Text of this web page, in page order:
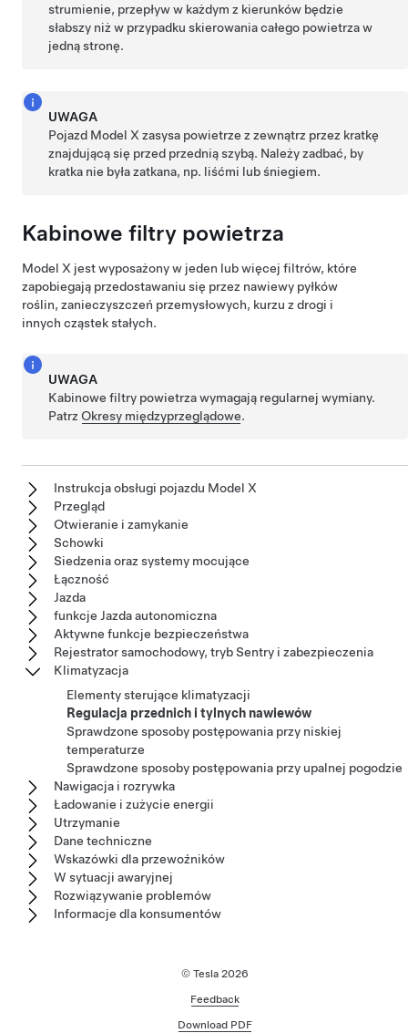
strumienie, przepływ w każdym z kierunków będzie
słabszy niż w przypadku skierowania całego powietrza w
jedną stronę.
UWAGA
Pojazd Model X zasysa powietrze z zewnątrz przez kratkę
znajdującą się przed przednią szybą. Należy zadbać, by
kratka nie była zatkana, np. liśćmi lub śniegiem.
Kabinowe filtry powietrza
Model X jest wyposażony w jeden lub więcej filtrów, które
zapobiegają przedostawaniu się przez nawiewy pyłków
roślin, zanieczyszczeń przemysłowych, kurzu z drogi i
innych cząstek stałych.
UWAGA
Kabinowe filtry powietrza wymagają regularnej wymiany.
PatrzOkresy międzyprzeglądowe.
Instrukcja obsługi pojazdu Model X
Przegląd
Otwieranie i zamykanie
Schowki
Siedzenia oraz systemy mocujące
Łączność
Jazda
funkcje Jazda autonomiczna
Aktywne funkcje bezpieczeństwa
Rejestrator samochodowy, tryb Sentry i zabezpieczenia
Klimatyzacja
Elementy sterujące klimatyzacji
Regulacja przednich i tylnych nawiewów
Sprawdzone sposoby postępowania przy niskiej
temperaturze
Sprawdzone sposoby postępowania przy upalnej pogodzie
Nawigacja i rozrywka
Ładowanie i zużycie energii
Utrzymanie
Dane techniczne
Wskazówki dla przewoźników
W sytuacji awaryjnej
Rozwiązywanie problemów
Informacje dla konsumentów
© Tesla 2026
Feedback
Download PDF